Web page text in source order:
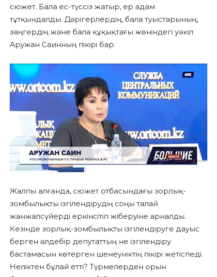
сюжет. Бала ес-түссіз жатыр, ер адам
тұтқындалды. Дәрігерлердің, бала туыстарының,
заңгердің және бала құқықтағы жөніндегі уәкіл
Аружан Саинның пікірі бар.
Жалпы алғанда, сюжет отбасындағы зорлық-
зомбылықты ізгілендірудің соңы талай
жанжалсүйерді еркінсітіп жіберуіне арналды.
Кезінде зорлық-зомбылықты ізгілендіруге дауыс
берген әлдебір депутаттың не ізгілендіру
бастамасын көтерген шенеуніктің пікірі жетіспеді.
Неліктен бұлай етті? Түрмелерден орын